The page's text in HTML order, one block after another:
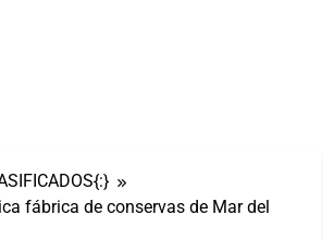
fábrica de conservas de Mar del